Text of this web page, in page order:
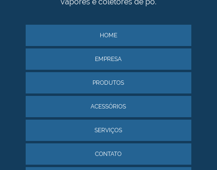
HOME
EMPRESA
PRODUTOS
ACESSÓRIOS
SERVIÇOS
CONTATO